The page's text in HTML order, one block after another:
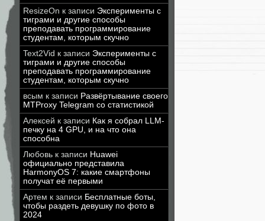
ResizeOn к записи Эксперименты с
тиграми и другие способы
преподавать программирование
студентам, которым скучно
Text2Vid к записи Эксперименты с
тиграми и другие способы
преподавать программирование
студентам, которым скучно
всым к записи Развёртывание своего
MTProxy Telegram со статистикой
Алексей к записи Как я собрал LLM-
печку на 4 GPU, и на что она
способна
Любовь к записи Huawei
официально представила
HarmonyOS 7: какие смартфоны
получат её первыми
Артем к записи Бесплатные боты,
чтобы раздеть девушку по фото в
2024